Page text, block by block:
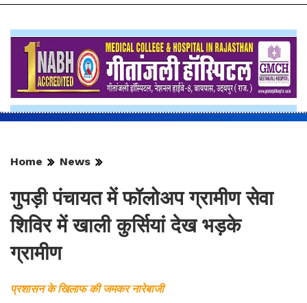
Home News
गुपड़ी पंचायत में फॉलोअप ग्रामीण सेवा
शिविर में खाली कुर्सियां देख भड़के
ग्रामीण
प्रशासन के खिलाफ की जमकर नारेबाजी